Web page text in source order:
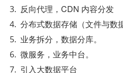
反向代理，CDN 内容分发
分布式数据存储（文件与数
业务拆分，数据分库。
微服务，业务中台。
引入大数据平台